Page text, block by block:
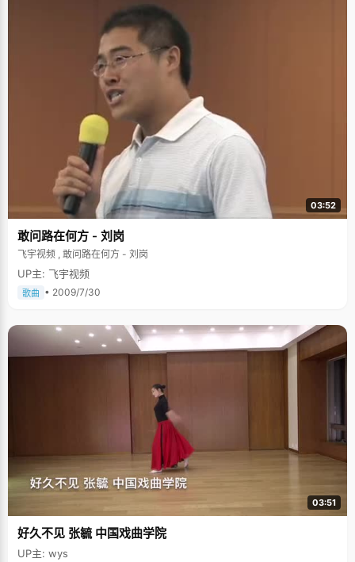
女孩正该享受快乐童年的时候，睿颖已经很能理解妈妈的辛劳了，每次只要
听到厨房里妈妈忙碌的声响，她就会主动的跑过去要求帮忙，跟妈妈抢着摘
菜，扫地。别的孩子小时候都会有很多玩具，睿颖却从来没有向妈妈要过玩
具，"从小到大，我唯一的玩具就是一个很小的不倒翁，还是姐姐剩下来
的，"睿颖呵呵笑起来，自嘲的说，"现在我过生日，同学们问我要什么礼
物，我就会说想要毛绒玩具，同学们都会小小的&lsquo;鄙视&rsquo;我一
下。"睿颖很注意生活节俭，从不乱花钱，在她记忆里最奢侈的东西，还是里
因为要参加北大模拟联合国大会买了一套正装。 在学习上，睿颖一直都不让
妈妈操心，每次考试都捧回一个很好的成绩让妈妈开心，"妈妈总是给我信
心，经常鼓励我，考试取得好成绩，就会给我做一顿好吃的，让我感觉到每
次的努力都得到了收获，以后学习就会更用功。" 姐姐教会我更坚强 睿颖有
个比自己大11岁的姐姐，当爸爸去世的时候，姐姐刚好要上高考，为了减轻
家里的负担，姐姐放弃了一直喜爱的北大，选择了读军校。在睿颖看来，姐
姐很聪明，完全有能力考上北大的。姐姐的行为教会了睿颖去体谅别人，不
管遇到什么事情，都要坚强的面对。从初二开始，睿颖就将北大定为自己的
奋斗目标，一是因为喜欢文科，更多原因是想实现姐姐当年未能实现的梦
想。姐姐对睿颖的学习要求很严格，"她的性格比我还激烈，每次我状态不好
的时候，她都会很直接的告诉我哪里不好，甚至对我的目标产生了怀疑，每
次，我都会肯定的告诉她，我一定能做到的。姐姐就是以这种方式鼓励我继
续努力，"说到姐姐，睿颖眼神特别的闪亮。 心如止水的女孩 在同学和老师
眼里，武睿颖是个沉稳，勤奋的女孩，能考上状元，除了长期以来的勤奋努
力外，良好平和的心态成了最关键的因素，"我不是很有天分，但是同学们都
说我心如止水。"记得高二的时候，武睿颖参加过一次高考，老师和家长们都
认为如果以她当时636分的成绩，上人大是绝对没有问题的，纷纷劝她当年
在经过深思熟虑之后，第二天，武睿颖又一脸平静的走进了教室继续学习，
准备即将到来的期末考试。直到现在，同学们都还特别佩服她当时的心态，
简直到了心如止水的程度。"不管遇到好的还是坏的事情，都要把心态放平
一个倾诉的对象，然后将烦恼存进柜子里，"写完以后，心情就会好多了，又
关系都特别好，班主任老师经常亲切的称呼她为小武，平时课间，睿颖会主
动跟同学交流学习经验，跟好朋友说说心事。因为曾经的失去，睿颖更懂得
了珍惜身边的每一个人，"非常感谢曾经关心和帮助过我的每一位老师和同
学，他们伴随着我共同度过这些困难。" 睿颖的大学生活充实而且快乐，闲暇
的时候，她会去做一些兼职，既能锻炼自己的工作能力，又能减轻家庭负
担。她还参加了北大爱心社，暑期的时候会去一些边远 贫穷的地方帮助当地
的儿童。临走的时候，睿颖给我们每个人都发了一张自己爱心社的小名片，
希望我们都能参与献爱心活动，在武睿颖的身上，我们看不到一丝因为生活
和经历而留下的不快乐，祝福这个坚强的女孩能一路走好。
03:52
敢问路在何方 - 刘岗
飞宇视频 , 敢问路在何方 - 刘岗
UP主: 飞宇视频
歌曲 • 2009/7/30
03:51
好久不见 张毓 中国戏曲学院
UP主: wys